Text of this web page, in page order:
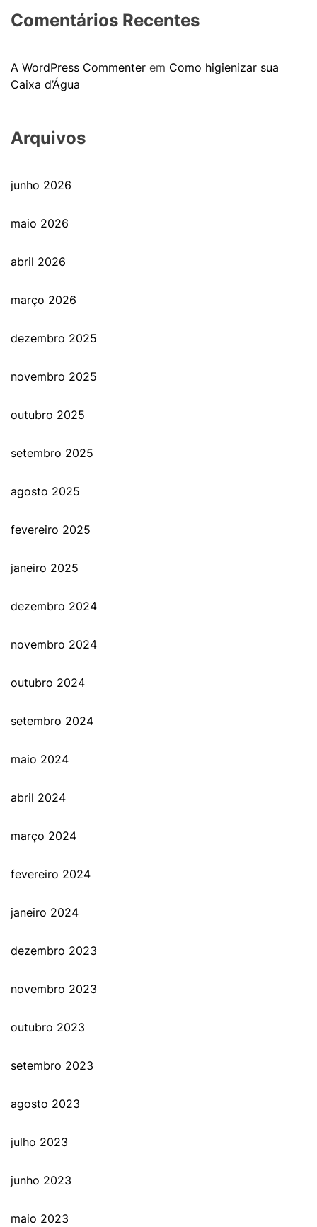
Comentários Recentes
A WordPress Commenter em Como higienizar sua
Caixa d’Água
Arquivos
junho 2026
maio 2026
abril 2026
março 2026
dezembro 2025
novembro 2025
outubro 2025
setembro 2025
agosto 2025
fevereiro 2025
janeiro 2025
dezembro 2024
novembro 2024
outubro 2024
setembro 2024
maio 2024
abril 2024
março 2024
fevereiro 2024
janeiro 2024
dezembro 2023
novembro 2023
outubro 2023
setembro 2023
agosto 2023
julho 2023
junho 2023
maio 2023